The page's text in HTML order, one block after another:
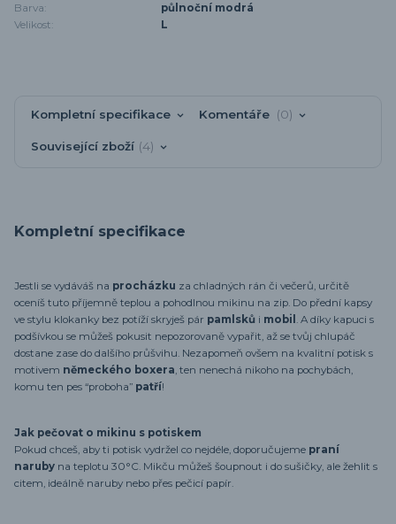
Barva:
půlnoční modrá
Velikost:
L
Kompletní specifikace Komentáře 0
Související zboží 4
Kompletní specifikace
Jestli se vydáváš na procházku za chladných rán či večerů, určitě
oceníš tuto příjemně teplou a pohodlnou mikinu na zip. Do přední kapsy
ve stylu klokanky bez potíží skryješ pár pamlsků i mobil . A díky kapuci s
podšívkou se můžeš pokusit nepozorovaně vypařit, až se tvůj chlupáč
dostane zase do dalšího průšvihu. Nezapomeň ovšem na kvalitní potisk s
motivem německého boxera, ten nenechá nikoho na pochybách,
komu ten pes “proboha” patří!
Jak pečovat o mikinu s potiskem
Pokud chceš, aby ti potisk vydržel co nejdéle, doporučujeme praní
naruby na teplotu 30°C. Mikču můžeš šoupnout i do sušičky, ale žehlit s
citem, ideálně naruby nebo přes pečicí papír.